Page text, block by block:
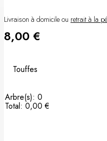
Prunier
Porte-greffes &
Livraison à domicile ou retrait à la
8,00 €
Touffes
Arbre(s): 0
Total: 0,00 €